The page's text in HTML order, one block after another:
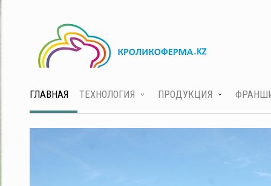
ГЛАВНАЯ ТЕХНОЛОГИЯ ПРОДУКЦИЯ